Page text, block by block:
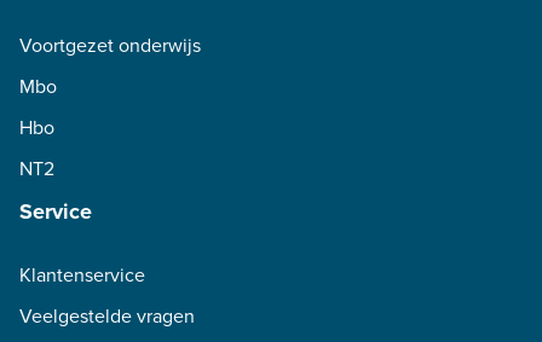
Voortgezet onderwijs
Mbo
Hbo
NT2
Service
Klantenservice
Veelgestelde vragen